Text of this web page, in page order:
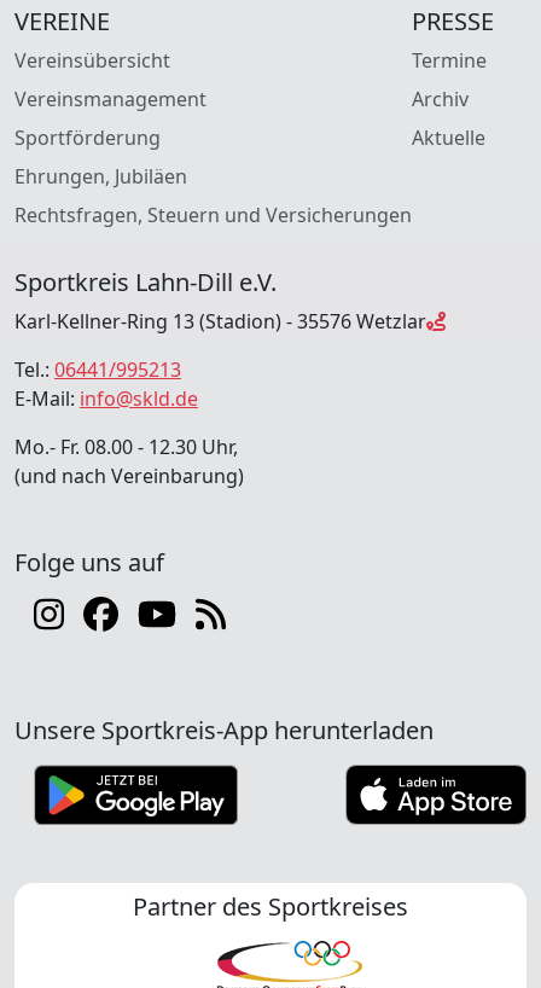
VEREINE
Vereinsübersicht
Vereinsmanagement
Sportförderung
Ehrungen, Jubiläen
Rechtsfragen, Steuern und Versicherungen
PRESSE
Termine
Archiv
Aktuelle
Sportkreis Lahn-Dill e.V.
Karl-Kellner-Ring 13 (Stadion) - 35576 Wetzlar
Tel.: 06441/995213
E-Mail: info@skld.de
Mo.- Fr. 08.00 - 12.30 Uhr,
(und nach Vereinbarung)
Folge uns auf
Unsere Sportkreis-App herunterladen
Partner des Sportkreises